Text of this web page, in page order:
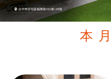
本
Previous